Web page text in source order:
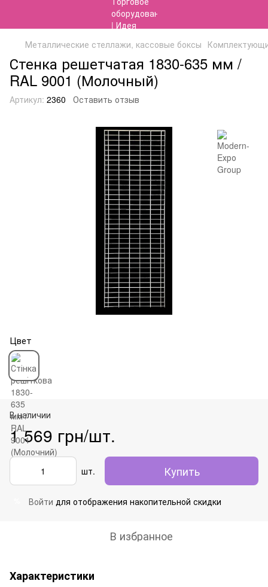
Металлические стеллажи, кассовые боксы
Стенка решетчатая 1830-635 мм /
RAL 9001 (Молочный)
Артикул: 2360 Оставить отзыв
Цвет
В наличии
1 569 грн/шт.
шт. Купить
Войти для отображения накопительной скидки
В избранное
Характеристики